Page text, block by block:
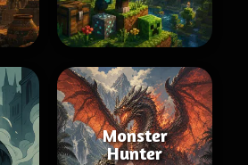
Monster
Hunter